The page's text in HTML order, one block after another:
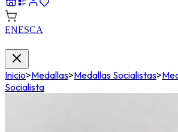
ENESCA
Inicio>Medallas>Medallas Socialistas>
Socialista